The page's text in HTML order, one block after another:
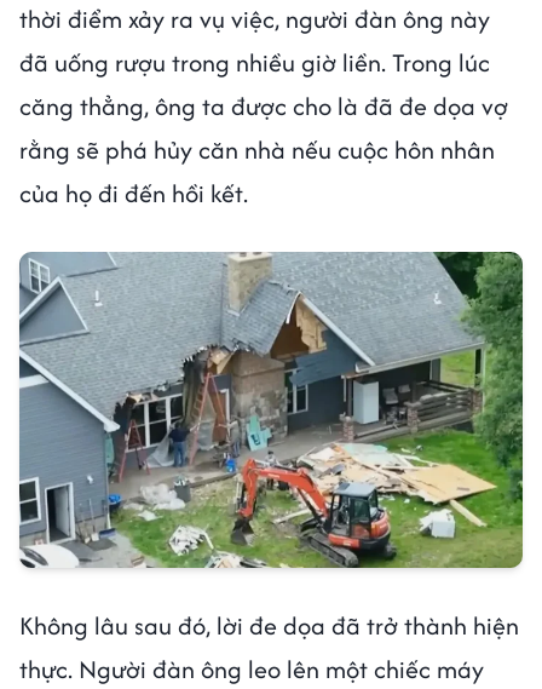
thời điểm xảy ra vụ việc, người đàn ông này
đã uống rượu trong nhiều giờ liền. Trong lúc
căng thẳng, ông ta được cho là đã đe dọa vợ
rằng sẽ phá hủy căn nhà nếu cuộc hôn nhân
của họ đi đến hồi kết.
Không lâu sau đó, lời đe dọa đã trở thành hiện
thực. Người đàn ông leo lên một chiếc máy